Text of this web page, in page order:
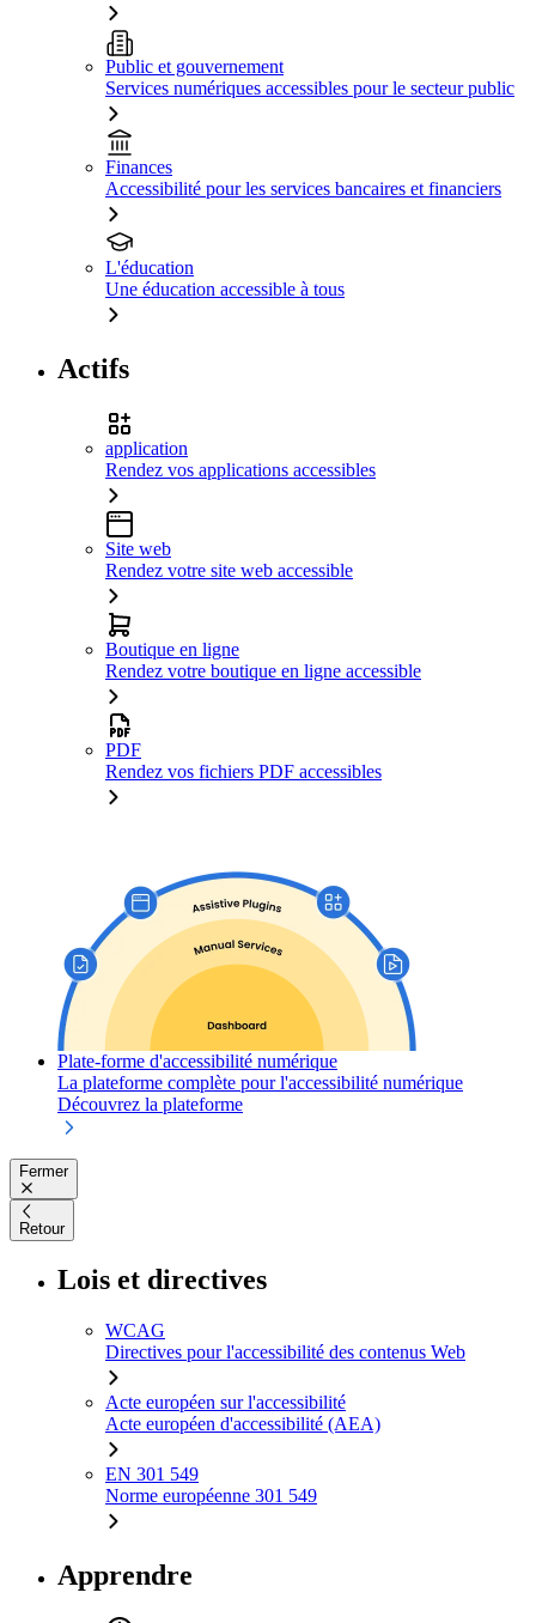
Public et gouvernement
Services numériques accessibles pour le secteur public
Finances
Accessibilité pour les services bancaires et financiers
L'éducation
Une éducation accessible à tous
Actifs
application
Rendez vos applications accessibles
Site web
Rendez votre site web accessible
Boutique en ligne
Rendez votre boutique en ligne accessible
PDF
Rendez vos fichiers PDF accessibles
Plate-forme d'accessibilité numérique
La plateforme complète pour l'accessibilité numérique
Découvrez la plateforme
Fermer
Retour
Lois et directives
WCAG
Directives pour l'accessibilité des contenus Web
Acte européen sur l'accessibilité
Acte européen d'accessibilité (AEA)
EN 301 549
Norme européenne 301 549
Apprendre